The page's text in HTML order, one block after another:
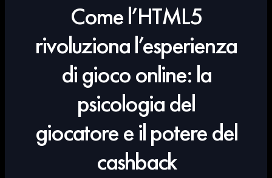
Come l’HTML5
rivoluziona l’esperienza
di gioco online: la
psicologia del
giocatore e il potere del
cashback